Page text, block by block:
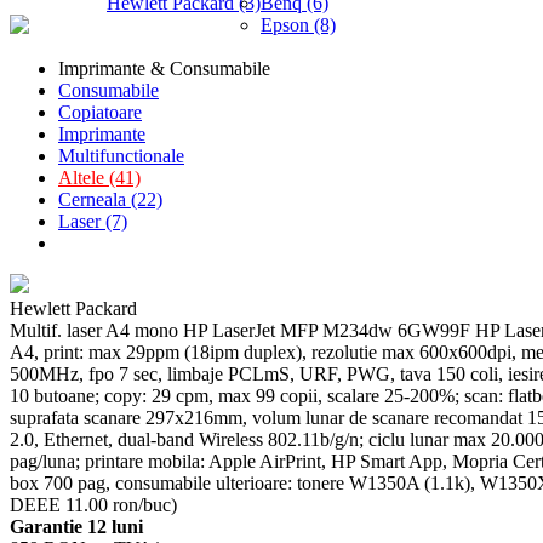
Epson (8)
Imprimante & Consumabile
Consumabile
Copiatoare
Imprimante
Multifunctionale
Altele (41)
Cerneala (22)
Laser (7)
Hewlett Packard
Multif. laser A4 mono HP LaserJet MFP M234dw 6GW99F HP
A4, print: max 29ppm (18ipm duplex), rezolutie max 600x600dpi,
500MHz, fpo 7 sec, limbaje PCLmS, URF, PWG, tava 150 coli,
10 butoane; copy: 29 cpm, max 99 copii, scalare 25-200%; scan:
suprafata scanare 297x216mm, volum lunar de scanare recomandat
2.0, Ethernet, dual-band Wireless 802.11b/g/n; ciclu lunar max
pag/luna; printare mobila: Apple AirPrint, HP Smart App, Mopria
box 700 pag, consumabile ulterioare: tonere W1350A (1.1k),
DEEE 11.00 ron/buc)
Garantie 12 luni